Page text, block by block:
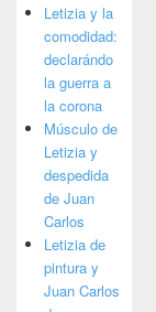
Letizia y la
comodidad:
declarándo
la guerra a
la corona
Músculo de
Letizia y
despedida
de Juan
Carlos
Letizia de
pintura y
Juan Carlos